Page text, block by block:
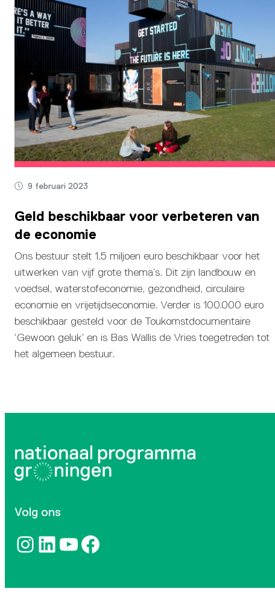
9 februari 2023
Geld beschikbaar voor verbeteren van
de economie
Ons bestuur stelt 1,5 miljoen euro beschikbaar voor het
uitwerken van vijf grote thema’s. Dit zijn landbouw en
voedsel, waterstofeconomie, gezondheid, circulaire
economie en vrijetijdseconomie. Verder is 100.000 euro
beschikbaar gesteld voor de Toukomstdocumentaire
‘Gewoon geluk’ en is Bas Wallis de Vries toegetreden tot
het algemeen bestuur.
Volg ons
Instagram LinkedIn YouTube Facebook